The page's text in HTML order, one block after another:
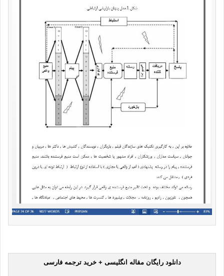
دانلود رایگان مقاله انگلیسی + خرید ترجمه فارسی